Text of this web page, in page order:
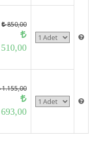
850,00
510,00
1.155,00
693,00